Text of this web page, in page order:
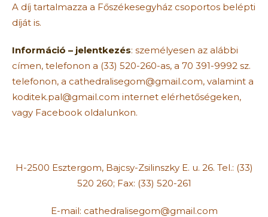
A díj tartalmazza a Főszékesegyház csoportos belépti
díját is.
Információ – jelentkezés: személyesen az alábbi
címen, telefonon a (33) 520-260-as, a 70 391-9992 sz.
telefonon, a cathedralisegom@gmail.com, valamint a
koditek.pal@gmail.com internet elérhetőségeken,
vagy Facebook oldalunkon.
H-2500 Esztergom, Bajcsy-Zsilinszky E. u. 26. Tel.: (33)
520 260; Fax: (33) 520-261
E-mail: cathedralisegom@gmail.com